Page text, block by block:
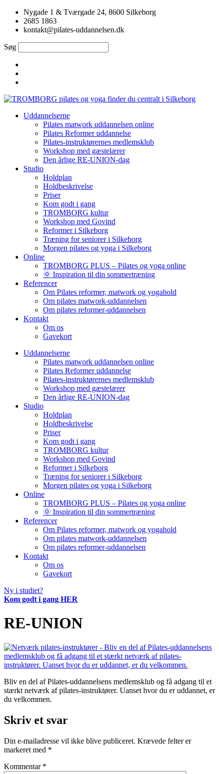
Videre
indhold
Nygade 1 & Tværgade 24, 8600 Silkeborg
2685 1863
kontakt@pilates-uddannelsen.dk
Søg
Uddannelserne
Pilates matwork uddannelsen online
Pilates Reformer uddannelse
Pilates-instruktørernes medlemsklub
Workshop med gæstelærer
Den årlige RE-UNION-dag
Studio
Holdplan
Holdbeskrivelse
Priser
Kom godt i gang
TROMBORG kultur
Workshop med Govind
Reformer i Silkeborg
Træning for seniorer i Silkeborg
Morgen pilates og yoga i Silkeborg
Online
TROMBORG PLUS – Pilates og yoga online
🌞 Inspiration til din sommertræning
Referencer
Om Pilates reformer, matwork og yogahold
Om pilates matwork-uddannelsen
Om pilates reformer-uddannelsen
Kontakt
Om os
Gavekort
Uddannelserne
Pilates matwork uddannelsen online
Pilates Reformer uddannelse
Pilates-instruktørernes medlemsklub
Workshop med gæstelærer
Den årlige RE-UNION-dag
Studio
Holdplan
Holdbeskrivelse
Priser
Kom godt i gang
TROMBORG kultur
Workshop med Govind
Reformer i Silkeborg
Træning for seniorer i Silkeborg
Morgen pilates og yoga i Silkeborg
Online
TROMBORG PLUS – Pilates og yoga online
🌞 Inspiration til din sommertræning
Referencer
Om Pilates reformer, matwork og yogahold
Om pilates matwork-uddannelsen
Om pilates reformer-uddannelsen
Kontakt
Om os
Gavekort
Ny i studiet?
Kom godt i gang HER
RE-UNION
Bliv en del af Pilates-uddannelsens medlemsklub og få adgang til et
stærkt netværk af pilates-instruktører. Uanset hvor du er uddannet, er
du velkommen.
Skriv et svar
Din e-mailadresse vil ikke blive publiceret. Krævede felter er
markeret med *
Kommentar *